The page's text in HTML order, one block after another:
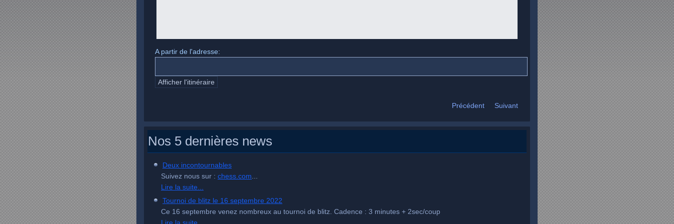
A partir de l'adresse:
Précédent Suivant
Nos 5 dernières news
Deux incontournables
Suivez nous sur : chess.com
Lire la suite...
Tournoi de blitz le 16 septembre 2022
Ce 16 septembre venez nombreux au tournoi de blitz. Cadence : 3 minutes + 2sec/coup